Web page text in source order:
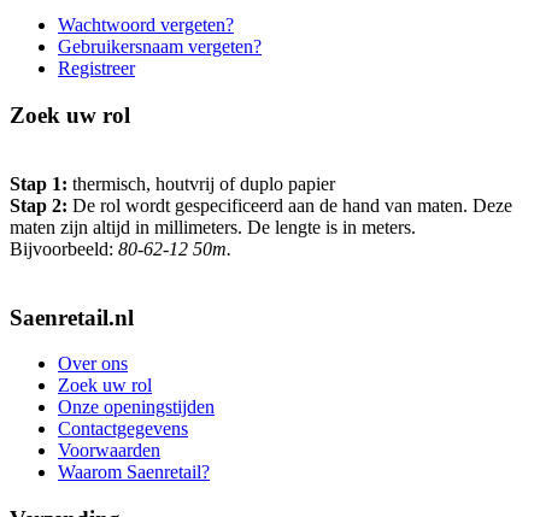
Wachtwoord vergeten?
Gebruikersnaam vergeten?
Registreer
Zoek uw rol
Stap 1: thermisch, houtvrij of duplo papier
Stap 2: De rol wordt gespecificeerd aan de hand van maten. Deze
maten zijn altijd in millimeters. De lengte is in meters.
Bijvoorbeeld: 80-62-12 50m.
Saenretail.nl
Over ons
Zoek uw rol
Onze openingstijden
Contactgegevens
Voorwaarden
Waarom Saenretail?